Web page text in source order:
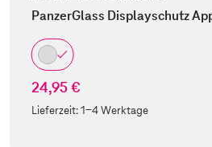
PanzerGlass Displayschutz
24,95 €
Lieferzeit:1-4 Werktage